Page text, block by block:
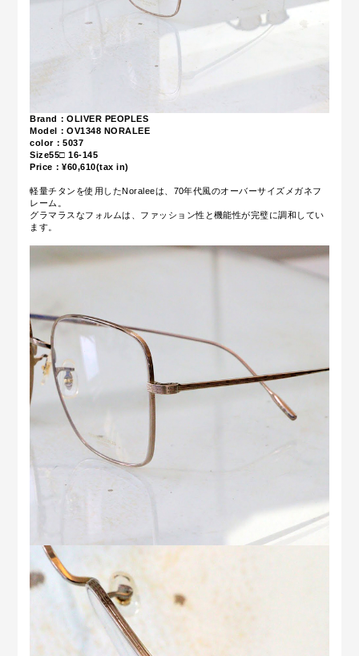
Brand：OLIVER PEOPLES
Model：OV1348 NORALEE
color：5037
Size55□ 16-145
Price：¥60,610(tax in)
軽量チタンを使用したNoraleeは、70年代風のオーバーサイズメガネフ
レーム。
グラマラスなフォルムは、ファッション性と機能性が完璧に調和してい
ます。